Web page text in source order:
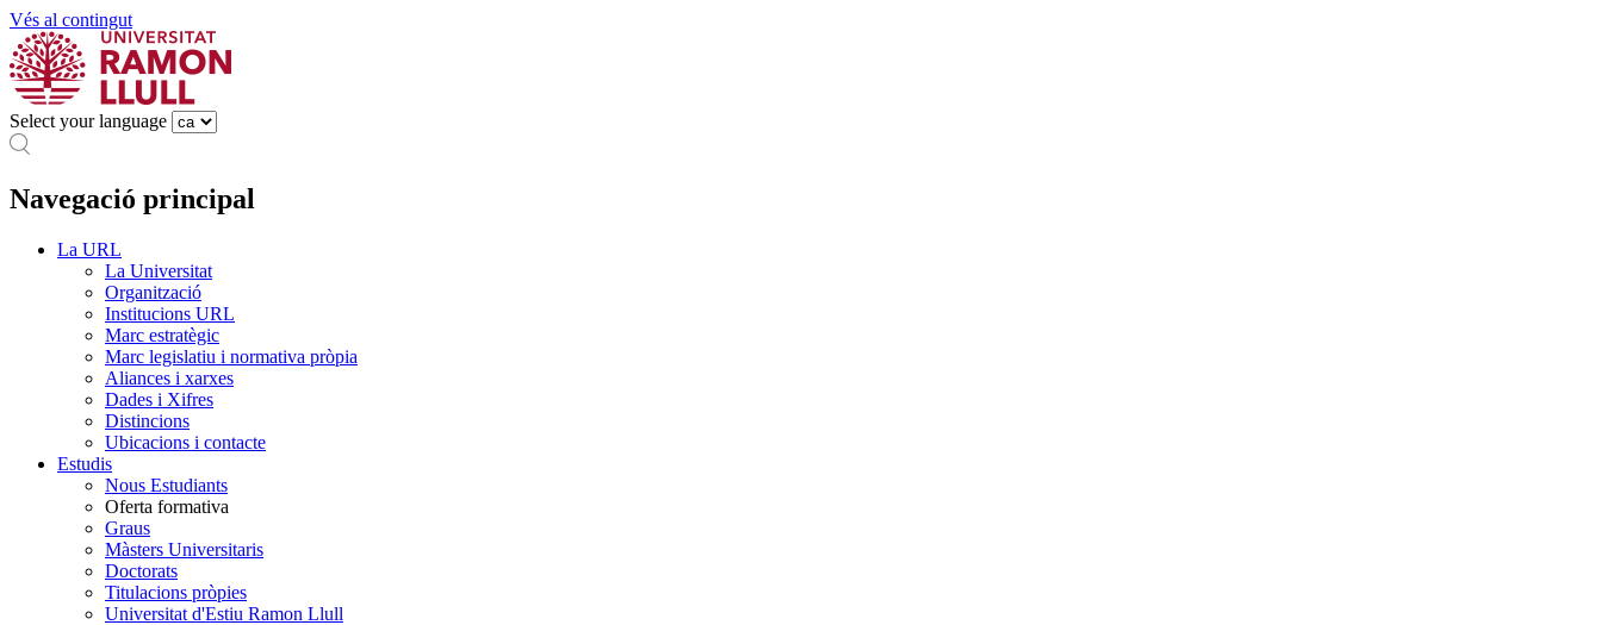
Vés al contingut
Select your language
Navegació principal
La URL
La Universitat
Organització
Institucions URL
Marc estratègic
Marc legislatiu i normativa pròpia
Aliances i xarxes
Dades i Xifres
Distincions
Ubicacions i contacte
Estudis
Nous Estudiants
Oferta formativa
Graus
Màsters Universitaris
Doctorats
Titulacions pròpies
Universitat d'Estiu Ramon Llull